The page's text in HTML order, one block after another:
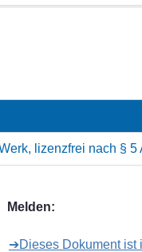
lizenzfrei nach § 5
Melden:
➔Dieses